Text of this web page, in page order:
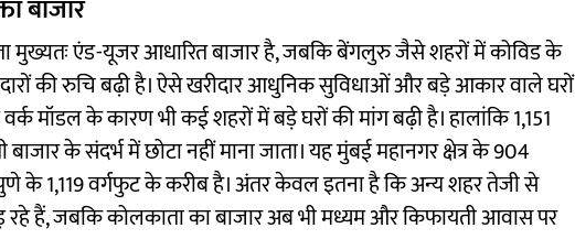
बाजार
मुख्यतः एंड-यूजर आधारित बाजार है, जबकि बेंगलुरु जैसे शहरों में कोविड के
की रुचि बढ़ी है। ऐसे खरीदार आधुनिक सुविधाओं और बड़े आकार वाले घरों
वर्क मॉडल के कारण भी कई शहरों में बड़े घरों की मांग बढ़ी है। हालांकि 1,151
के संदर्भ में छोटा नहीं माना जाता। यह मुंबई महानगर क्षेत्र के 904
1,119 वर्गफुट के करीब है। अंतर केवल इतना है कि अन्य शहर तेजी से
रहे हैं, जबकि कोलकाता का बाजार अब भी मध्यम और किफायती आवास पर